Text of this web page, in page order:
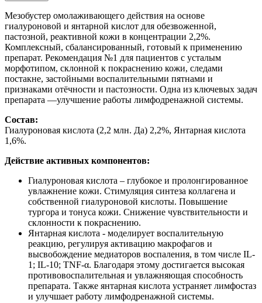
Мезобустер омолаживающего действия на основе
гиалуроновой и янтарной кислот для обезвоженной,
пастозной, реактивной кожи в концентрации 2,2%.
Комплексный, сбалансированный, готовый к применению
препарат. Рекомендация №1 для пациентов с усталым
морфотипом, склонной к покраснению кожи, следами
постакне, застойными воспалительными пятнами и
признаками отёчности и пастозности. Одна из ключевых задач
препарата —улучшение работы лимфодренажной системы.
Состав:
Гиалуроновая кислота (2,2 млн. Да) 2,2%, Янтарная кислота
1,6%.
Действие активных компонентов:
Гиалуроновая кислота – глубокое и пролонгированное
увлажнение кожи. Стимуляция синтеза коллагена и
собственной гиалуроновой кислоты. Повышение
тургора и тонуса кожи. Снижение чувствительности и
склонности к покраснению.
Янтарная кислота - моделирует воспалительную
реакцию, регулируя активацию макрофагов и
высвобождение медиаторов воспаления, в том числе IL-
1; IL-10; TNF-α. Благодаря этому достигается высокая
противовоспалительная и увлажняющая способность
препарата. Также янтарная кислота устраняет лимфостаз
и улучшает работу лимфодренажной системы.